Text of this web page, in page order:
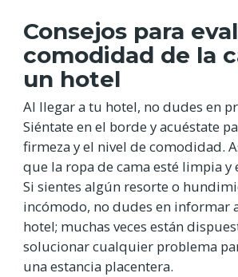
Consejos para
comodidad de la
un hotel
Al llegar a tu hotel, no dudes en
Siéntate en el borde y acuéstate
firmeza y el nivel de comodidad.
que la ropa de cama esté limpia y
Si sientes algún resorte o
incómodo, no dudes en informar
hotel; muchas veces están
solucionar cualquier problema
una estancia placentera.